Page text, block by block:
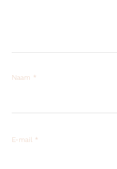
Naam *
E-mail *